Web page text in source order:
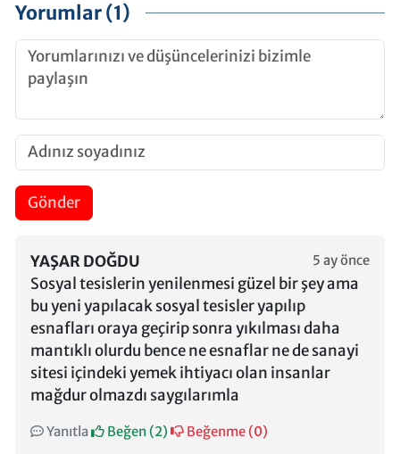
Yorumlar (1)
Gönder
YAŞAR DOĞDU 5 ay önce
Sosyal tesislerin yenilenmesi güzel bir şey ama
bu yeni yapılacak sosyal tesisler yapılıp
esnafları oraya geçirip sonra yıkılması daha
mantıklı olurdu bence ne esnaflar ne de sanayi
sitesi içindeki yemek ihtiyacı olan insanlar
mağdur olmazdı saygılarımla
Yanıtla Beğen (2) Beğenme (0)